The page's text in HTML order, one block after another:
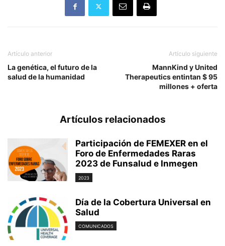
Artículo anterior
La genética, el futuro de la
salud de la humanidad
Artículo siguiente
MannKind y United
Therapeutics entintan $ 95
millones + oferta
Artículos relacionados
Participación de FEMEXER en el
Foro de Enfermedades Raras
2023 de Funsalud e Inmegen
2023
Día de la Cobertura Universal en
Salud
COMUNICADOS